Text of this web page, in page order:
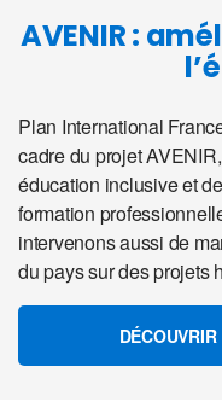
AVENIR :
Plan International
cadre du projet
éducation inclusive et
formation
intervenons aussi de
du pays sur des projets